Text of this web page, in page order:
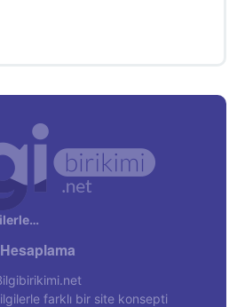
farklı bir site konsepti